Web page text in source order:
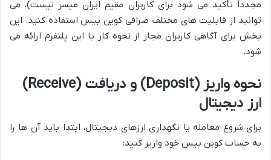
مجدداً تأکید می شود برای کاربران مقیم ایران میسر نیست)، می
توانید از قابلیت های مختلف صرافی کوین بیس استفاده کنید. این
بخش برای آگاهی کاربران مجاز از نحوه کار با این پلتفرم ارائه می
شود.
نحوه واریز (Deposit) و دریافت (Receive)
ارز دیجیتال
برای شروع معامله یا نگهداری ارزهای دیجیتال، ابتدا باید آن ها را
به حساب کوین بیس خود واریز کنید: